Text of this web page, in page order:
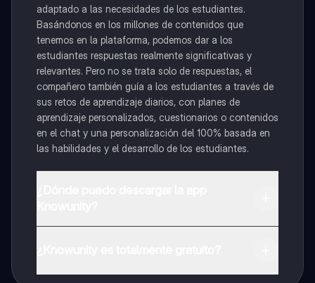
adaptado a las necesidades de los estudiantes.
Basándonos en los millones de contenidos que
tenemos en la plataforma, podemos dar a los
estudiantes respuestas realmente significativas y
relevantes. Pero no se trata solo de respuestas, el
compañero también guía a los estudiantes a través de
sus retos de aprendizaje diarios, con planes de
aprendizaje personalizados, cuestionarios o contenidos
en el chat y una personalización del 100% basada en
las habilidades y el desarrollo de los estudiantes.